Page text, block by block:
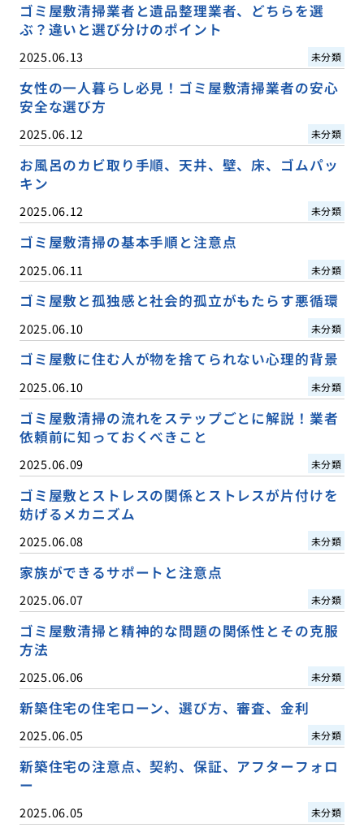
ゴミ屋敷清掃業者と遺品整理業者、どちらを選
ぶ？違いと選び分けのポイント
2025.06.13 未分類
女性の一人暮らし必見！ゴミ屋敷清掃業者の安心
安全な選び方
2025.06.12 未分類
お風呂のカビ取り手順、天井、壁、床、ゴムパッ
キン
2025.06.12 未分類
ゴミ屋敷清掃の基本手順と注意点
2025.06.11 未分類
ゴミ屋敷と孤独感と社会的孤立がもたらす悪循環
2025.06.10 未分類
ゴミ屋敷に住む人が物を捨てられない心理的背景
2025.06.10 未分類
ゴミ屋敷清掃の流れをステップごとに解説！業者
依頼前に知っておくべきこと
2025.06.09 未分類
ゴミ屋敷とストレスの関係とストレスが片付けを
妨げるメカニズム
2025.06.08 未分類
家族ができるサポートと注意点
2025.06.07 未分類
ゴミ屋敷清掃と精神的な問題の関係性とその克服
方法
2025.06.06 未分類
新築住宅の住宅ローン、選び方、審査、金利
2025.06.05 未分類
新築住宅の注意点、契約、保証、アフターフォロ
ー
2025.06.05 未分類